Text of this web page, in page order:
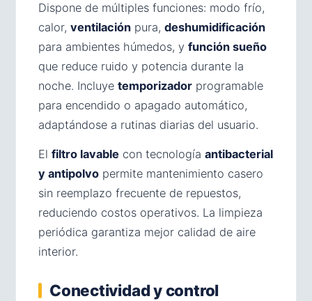
Dispone de múltiples funciones: modo frío,
calor, ventilación pura, deshumidificación
para ambientes húmedos, y función sueño
que reduce ruido y potencia durante la
noche. Incluye temporizador programable
para encendido o apagado automático,
adaptándose a rutinas diarias del usuario.
El filtro lavable con tecnología antibacterial
y antipolvo permite mantenimiento casero
sin reemplazo frecuente de repuestos,
reduciendo costos operativos. La limpieza
periódica garantiza mejor calidad de aire
interior.
Conectividad y control